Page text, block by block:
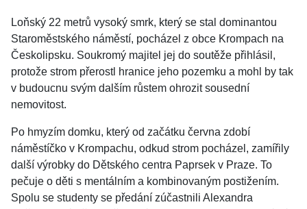
Loňský 22 metrů vysoký smrk, který se stal dominantou
Staroměstského náměstí, pocházel z obce Krompach na
Českolipsku. Soukromý majitel jej do soutěže přihlásil,
protože strom přerostl hranice jeho pozemku a mohl by tak
v budoucnu svým dalším růstem ohrozit sousední
nemovitost.
Po hmyzím domku, který od začátku června zdobí
náměstíčko v Krompachu, odkud strom pocházel, zamířily
další výrobky do Dětského centra Paprsek v Praze. To
pečuje o děti s mentálním a kombinovaným postižením.
Spolu se studenty se předání zúčastnili Alexandra